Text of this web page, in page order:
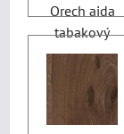
Orech aida
tabakový